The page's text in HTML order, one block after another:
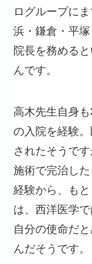
ログループに
浜・鎌倉・平
院長を務める
んです。
高木先生自身
の入院を経験
されたそうで
施術で完治し
経験から、も
は、西洋医学
自分の使命だ
んだそうです。